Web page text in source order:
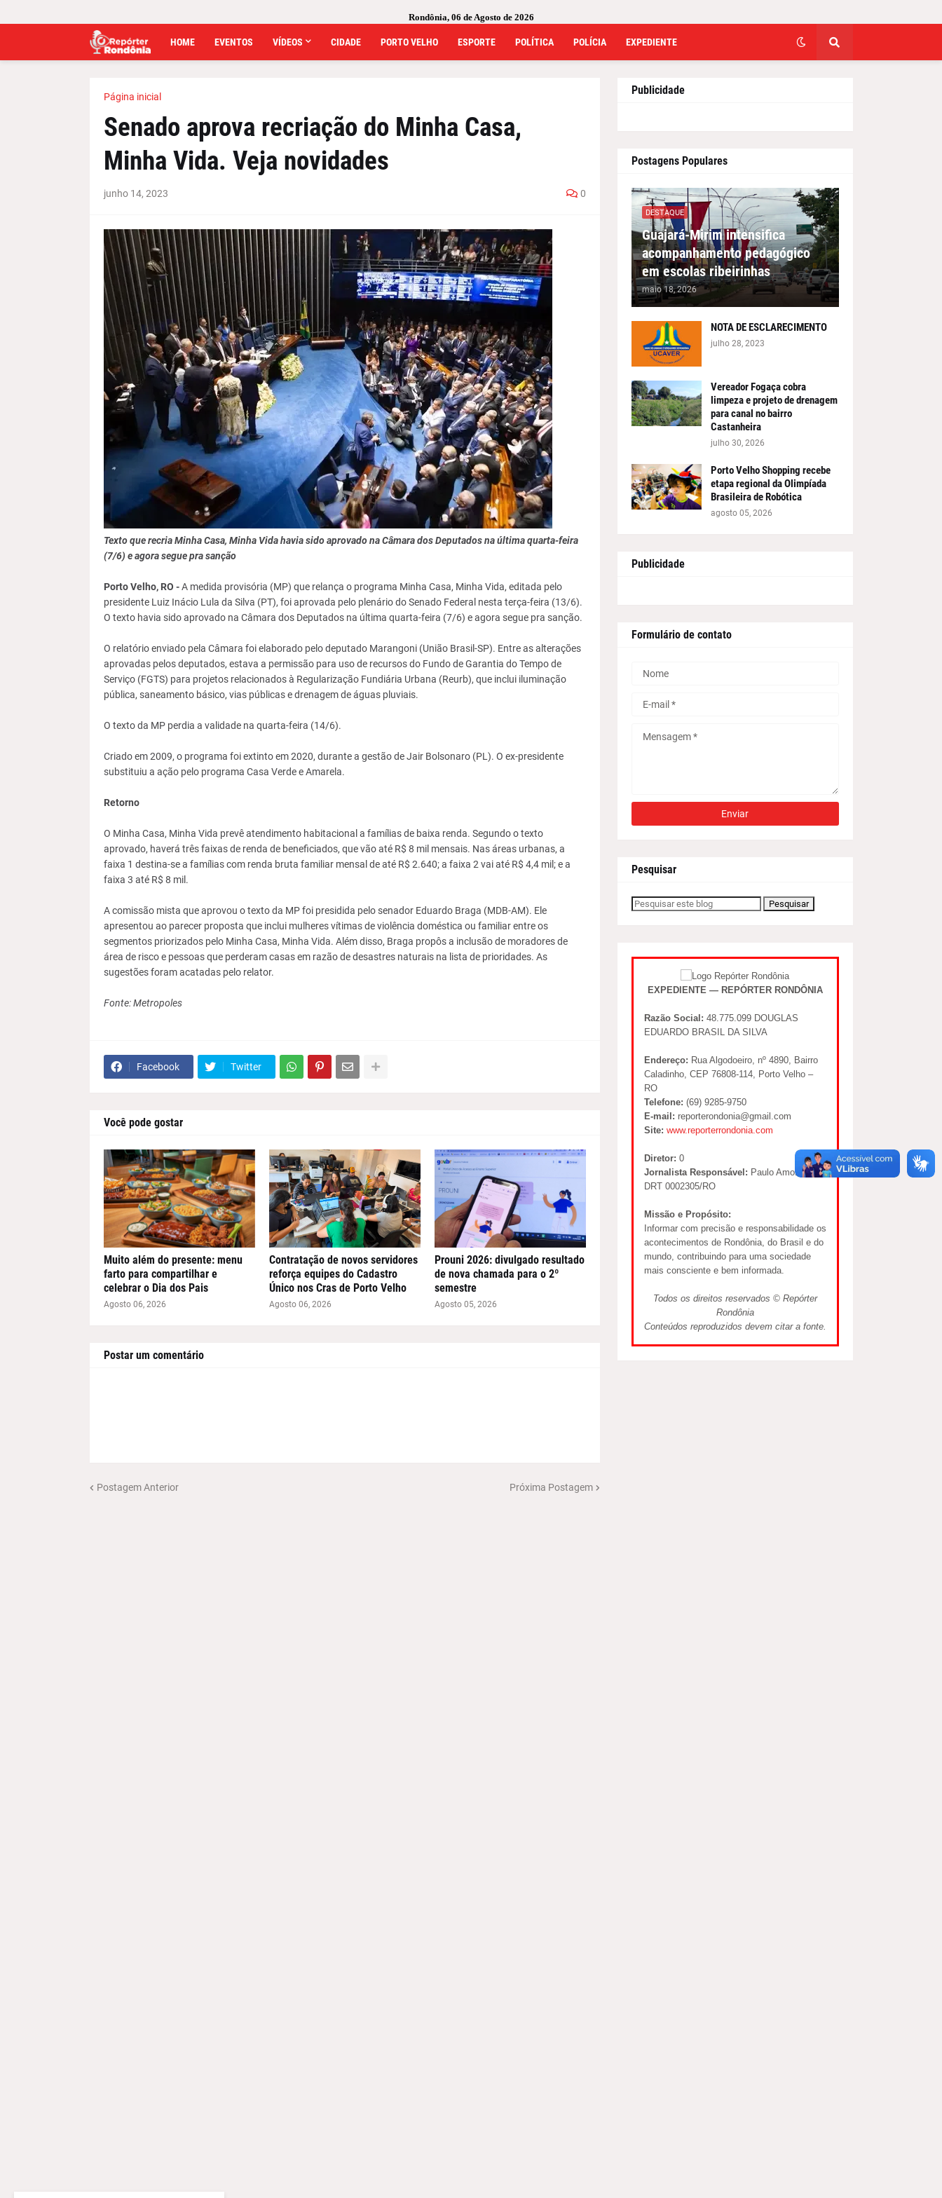
Rondônia, 06 de Agosto de 2026
HOME EVENTOS VÍDEOS CIDADE PORTO VELHO ESPORTE POLÍTICA POLÍCIA EXPEDIENTE
Página inicial
Senado aprova recriação do Minha Casa,
Minha Vida. Veja novidades
junho 14, 2023 0
Texto que recria Minha Casa, Minha Vida havia sido aprovado na Câmara dos Deputados na última quarta-feira
(7/6) e agora segue pra sanção
Porto Velho, RO -A medida provisória (MP) que relança o programa Minha Casa, Minha Vida, editada pelo
presidente Luiz Inácio Lula da Silva (PT), foi aprovada pelo plenário do Senado Federal nesta terça-feira (13/6).
O texto havia sido aprovado na Câmara dos Deputados na última quarta-feira (7/6) e agora segue pra sanção.
O relatório enviado pela Câmara foi elaborado pelo deputado Marangoni (União Brasil-SP). Entre as alterações
aprovadas pelos deputados, estava a permissão para uso de recursos do Fundo de Garantia do Tempo de
Serviço (FGTS) para projetos relacionados à Regularização Fundiária Urbana (Reurb), que inclui iluminação
pública, saneamento básico, vias públicas e drenagem de águas pluviais.
O texto da MP perdia a validade na quarta-feira (14/6).
Criado em 2009, o programa foi extinto em 2020, durante a gestão de Jair Bolsonaro (PL). O ex-presidente
substituiu a ação pelo programa Casa Verde e Amarela.
Retorno
O Minha Casa, Minha Vida prevê atendimento habitacional a famílias de baixa renda. Segundo o texto
aprovado, haverá três faixas de renda de beneficiados, que vão até R$ 8 mil mensais. Nas áreas urbanas, a
faixa 1 destina-se a famílias com renda bruta familiar mensal de até R$ 2.640; a faixa 2 vai até R$ 4,4 mil; e a
faixa 3 até R$ 8 mil.
A comissão mista que aprovou o texto da MP foi presidida pelo senador Eduardo Braga (MDB-AM). Ele
apresentou ao parecer proposta que inclui mulheres vítimas de violência doméstica ou familiar entre os
segmentos priorizados pelo Minha Casa, Minha Vida. Além disso, Braga propôs a inclusão de moradores de
área de risco e pessoas que perderam casas em razão de desastres naturais na lista de prioridades. As
sugestões foram acatadas pelo relator.
Fonte: Metropoles
Facebook Twitter
Você pode gostar
Muito além do presente: menu
farto para compartilhar e
celebrar o Dia dos Pais
Agosto 06, 2026
Contratação de novos servidores
reforça equipes do Cadastro
Único nos Cras de Porto Velho
Agosto 06, 2026
Prouni 2026: divulgado resultado
de nova chamada para o 2º
semestre
Agosto 05, 2026
Postar um comentário
Postagem Anterior Próxima Postagem
Publicidade
Postagens Populares
DESTAQUE
Guajará-Mirim intensifica
acompanhamento pedagógico
em escolas ribeirinhas
maio 18, 2026
NOTA DE ESCLARECIMENTO
julho 28, 2023
Vereador Fogaça cobra
limpeza e projeto de drenagem
para canal no bairro
Castanheira
julho 30, 2026
Porto Velho Shopping recebe
etapa regional da Olimpíada
Brasileira de Robótica
agosto 05, 2026
Publicidade
Formulário de contato
Pesquisar
EXPEDIENTE — REPÓRTER RONDÔNIA
Razão Social: 48.775.099 DOUGLAS
EDUARDO BRASIL DA SILVA
Endereço: Rua Algodoeiro, nº 4890, Bairro
Caladinho, CEP 76808-114, Porto Velho –
RO
Telefone: (69) 9285-9750
E-mail: reporterondonia@gmail.com
Site: www.reporterrondonia.com
Diretor: 0
Jornalista Responsável: Paulo Amorim –
DRT 0002305/RO
Missão e Propósito:
Informar com precisão e responsabilidade os
acontecimentos de Rondônia, do Brasil e do
mundo, contribuindo para uma sociedade
mais consciente e bem informada.
Todos os direitos reservados © Repórter
Rondônia
Conteúdos reproduzidos devem citar a fonte.